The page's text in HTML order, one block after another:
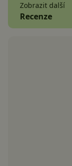
Zobrazit další
Recenze